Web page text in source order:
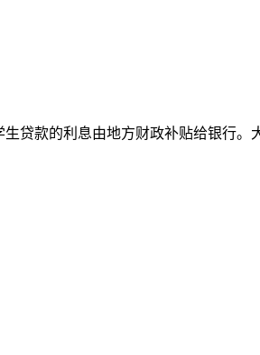
贷款的利息由地方财政补贴给银行。